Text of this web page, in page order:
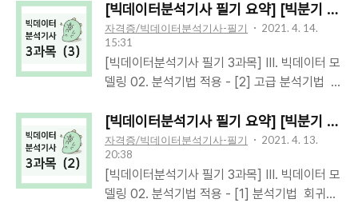
에 대해 더 잘 이해!① 구조화- 탐색: 숨겨진 관
계/패턴 찾음- 정보 전달 (실용적/과학적 측
면)② 시각화- 표현: 이야기 전달/표현/공감- 설
득 (추상적/예술적 측면)③ 시각표현 데이터 시
각화 유형: 시간/ 분포/ 관계/ 비교/ 공간 시각화
의 정확성일반화 가능성효율성예측과 분류의 정
확성데이터를 확장하여 적용할 수 있는가(안정
적인 결과를 제공하는가)적은 입력변수가 필요
할수록효율성이 높은 것으로 평가함정확성 측면
에서 평가함 모형 평가지표회귀 모형 (예측 모
값/ 평균값- 오차제곱합 SSE- 전체제곱합
SST- 회귀제곱합 SSR- 결정계수 R² = SSR /
SST (and 수정된 결정계수)- Mallow's Cp-
혼동 행렬 Confusion Matrix- 정확도/ 민감도/
정밀도/ F1-score- ROC Curve- AUC (Area
[빅데이터분석기사 필기 요약] [빅분기 3
자격증/빅데이터분석기사-필기
2021. 4. 14.
15:31
[빅데이터분석기사 필기 3과목] III. 빅데이터 모
델링 02. 분석기법 적용 - [2] 고급 분석기법 범
터를 분석하여, 모형&독립변수의 유의성을 알아
보는 분석방법독립변수(X)가 범주형독립변수
(X)가 연속형분할표분석/ 카이제곱검정/ 피셔정
확검정로지스틱회귀분석 분할표 분석
(Contingency Table): 행-독립/ 열-종속/ 주변
[빅데이터분석기사 필기 요약] [빅분기 3과
자격증/빅데이터분석기사-필기
2021. 4. 13.
20:38
[빅데이터분석기사 필기 3과목] III. 빅데이터 모
델링 02. 분석기법 적용 - [1] 분석기법 회귀분